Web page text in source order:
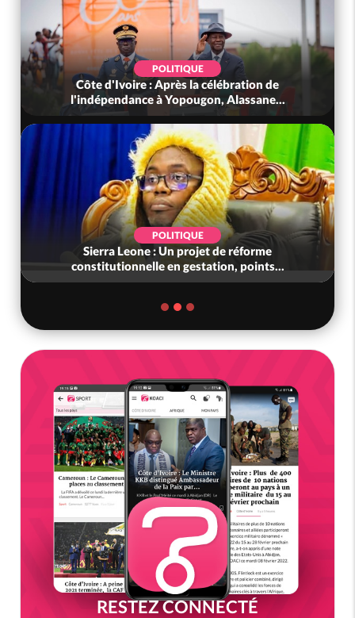
POLITIQUE
Côte d'Ivoire : Après la célébration de
l'indépendance à Yopougon, Alassane...
POLITIQUE
Sierra Leone : Un projet de réforme
constitutionnelle en gestation, points...
RESTEZ CONNECTÉ